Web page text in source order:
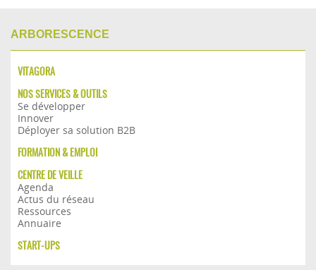
ARBORESCENCE
VITAGORA
NOS SERVICES & OUTILS
Se développer
Innover
Déployer sa solution B2B
FORMATION & EMPLOI
CENTRE DE VEILLE
Agenda
Actus du réseau
Ressources
Annuaire
START-UPS